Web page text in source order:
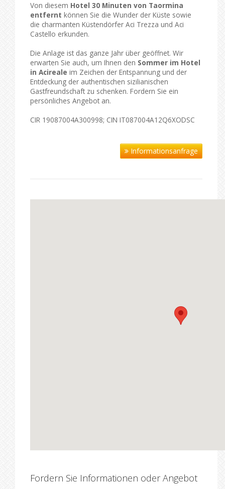
Von diesem Hotel 30 Minuten von Taormina
entfernt können Sie die Wunder der Küste sowie
die charmanten Küstendörfer Aci Trezza und Aci
Castello erkunden.
Die Anlage ist das ganze Jahr über geöffnet. Wir
erwarten Sie auch, um Ihnen den Sommer im Hotel
in Acireale im Zeichen der Entspannung und der
Entdeckung der authentischen sizilianischen
Gastfreundschaft zu schenken. Fordern Sie ein
persönliches Angebot an.
CIR 19087004A300998; CIN IT087004A12Q6XODSC
Informationsanfrage
Fordern Sie Informationen oder Angebot